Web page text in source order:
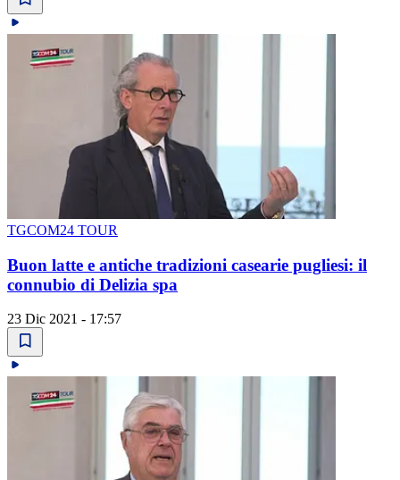
TGCOM24 TOUR
Buon latte e antiche tradizioni casearie pugliesi: il
connubio di Delizia spa
23 Dic 2021 - 17:57